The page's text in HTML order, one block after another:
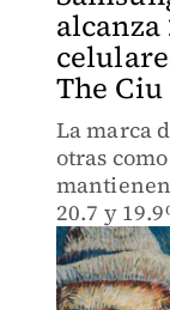
The Ciu
La marca
otras
20.7 y